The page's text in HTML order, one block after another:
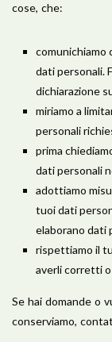
cose, che:
comunichiamo
dati personali.
dichiarazione
miriamo a
personali
prima
dati personali
adottiamo
tuoi dati
elaborano dati
rispettiamo il
averli corretti
Se hai domande o
conserviamo,